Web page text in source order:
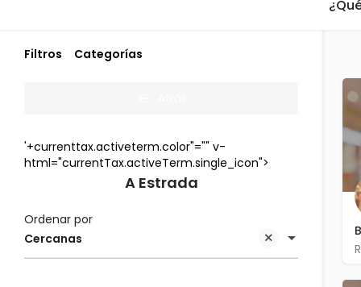
Filtros Categorías
'+currenttax.activeterm.color"="" v-
html="currentTax.activeTerm.single_icon">
A Estrada
Cercanas
Ordenar por